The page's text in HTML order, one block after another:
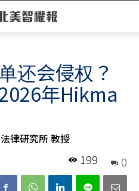
还会侵权？
年Hikma
律研究所 教授
0
199